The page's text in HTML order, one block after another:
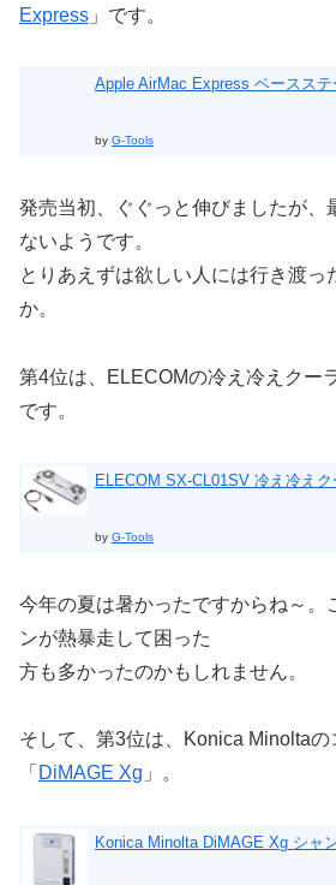
Express 」です。
Apple AirMac Express ベースス
by G-Tools
発売当初、ぐぐっと伸びましたが、
ないようです。
とりあえずは欲しい人には行き渡っ
か。
第4位は、ELECOMの冷え冷えクー
です。
ELECOM SX-CL01SV 冷え冷えク
by G-Tools
今年の夏は暑かったですからね～。
ンが熱暴走して困った
方も多かったのかもしれません。
そして、第3位は、Konica Minoltaの
「 DiMAGE Xg 」。
Konica Minolta DiMAGE Xg シャ